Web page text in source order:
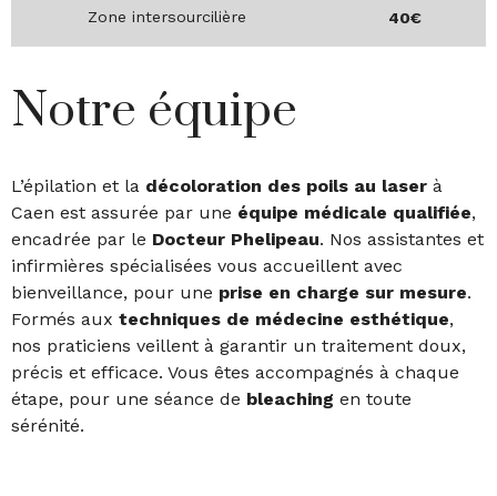
Zone intersourcilière 40€
Notre équipe
L’épilation et la décoloration des poils au laser à
Caen est assurée par une équipe médicale qualifiée,
encadrée par le Docteur Phelipeau. Nos assistantes et
infirmières spécialisées vous accueillent avec
bienveillance, pour une prise en charge sur mesure.
Formés aux techniques de médecine esthétique,
nos praticiens veillent à garantir un traitement doux,
précis et efficace. Vous êtes accompagnés à chaque
étape, pour une séance de bleaching en toute
sérénité.